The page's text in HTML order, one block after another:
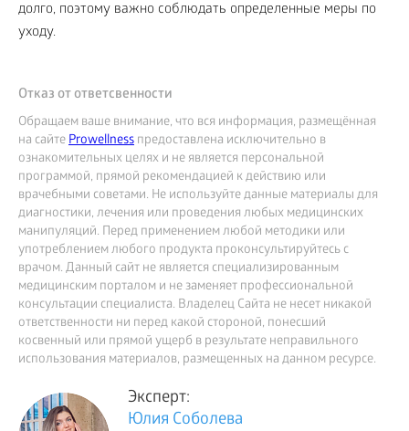
долго, поэтому важно соблюдать определенные меры по
уходу.
Отказ от ответсвенности
Обращаем ваше внимание, что вся информация, размещённая
на сайтеProwellness предоставлена исключительно в
ознакомительных целях и не является персональной
программой, прямой рекомендацией к действию или
врачебными советами. Не используйте данные материалы для
диагностики, лечения или проведения любых медицинских
манипуляций. Перед применением любой методики или
употреблением любого продукта проконсультируйтесь с
врачом. Данный сайт не является специализированным
медицинским порталом и не заменяет профессиональной
консультации специалиста. Владелец Сайта не несет никакой
ответственности ни перед какой стороной, понесший
косвенный или прямой ущерб в результате неправильного
использования материалов, размещенных на данном ресурсе.
Эксперт:
Юлия Соболева